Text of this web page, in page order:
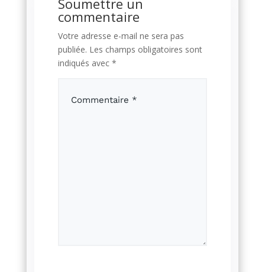
Soumettre un
commentaire
Votre adresse e-mail ne sera pas
publiée. Les champs obligatoires sont
indiqués avec *